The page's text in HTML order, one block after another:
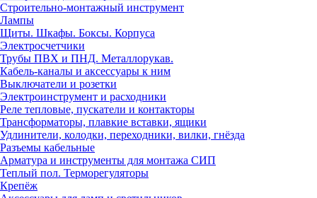
Строительно-монтажный инструмент
Лампы
Щиты. Шкафы. Боксы. Корпуса
Электросчетчики
Трубы ПВХ и ПНД. Металлорукав.
Кабель-каналы и аксессуары к ним
Выключатели и розетки
Электроинструмент и расходники
Реле тепловые, пускатели и контакторы
Трансформаторы, плавкие вставки, ящики
Удлинители, колодки, переходники, вилки, гнёзда
Разъемы кабельные
Арматура и инструменты для монтажа СИП
Теплый пол. Терморегуляторы
Крепёж